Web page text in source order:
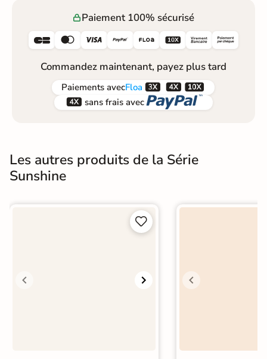
Paiement 100% sécurisé
     
Commandez maintenant, payez plus tard
Paiements avecFloa  
 sans frais avec 
Les autres produits de la Série
Sunshine

